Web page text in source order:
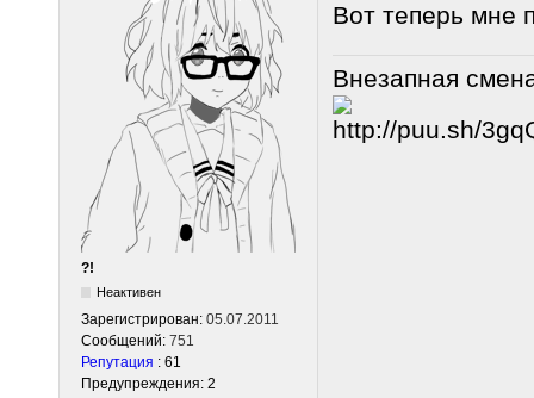
?!
Неактивен
Зарегистрирован: 05.07.2011
Сообщений: 751
Репутация : 61
Предупреждения: 2
Вот теперь мне
Внезапная